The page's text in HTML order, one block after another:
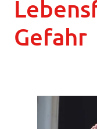
Gefahr